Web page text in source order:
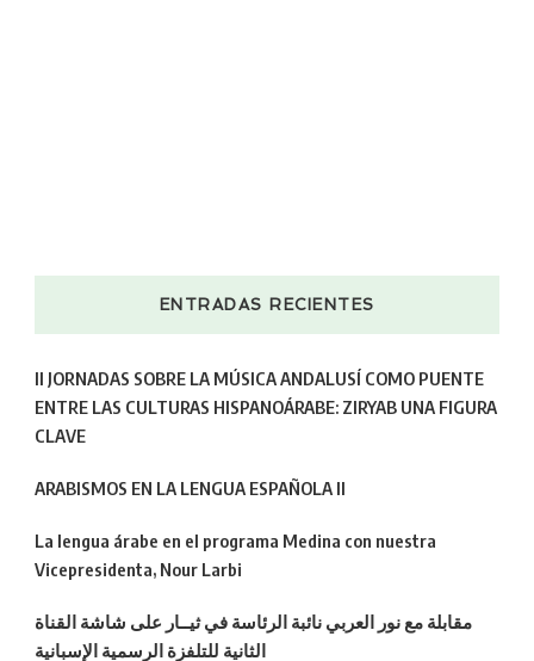
ENTRADAS RECIENTES
II JORNADAS SOBRE LA MÚSICA ANDALUSÍ COMO PUENTE
ENTRE LAS CULTURAS HISPANOÁRABE: ZIRYAB UNA FIGURA
CLAVE
ARABISMOS EN LA LENGUA ESPAÑOLA II
La lengua árabe en el programa Medina con nuestra
Vicepresidenta, Nour Larbi
مقابلة مع نور العربي نائبة الرئاسة في ثيــار على شاشة القناة
الثانية للتلفزة الرسمية الإسبانية